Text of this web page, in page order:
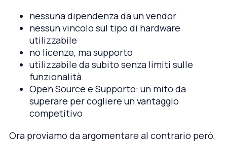
nessuna dipendenza da un vendor
nessun vincolo sul tipo di hardware
utilizzabile
no licenze, ma supporto
utilizzabile da subito senza limiti sulle
funzionalità
Open Source e Supporto: un mito da
superare per cogliere un vantaggio
competitivo
Ora proviamo da argomentare al contrario però,